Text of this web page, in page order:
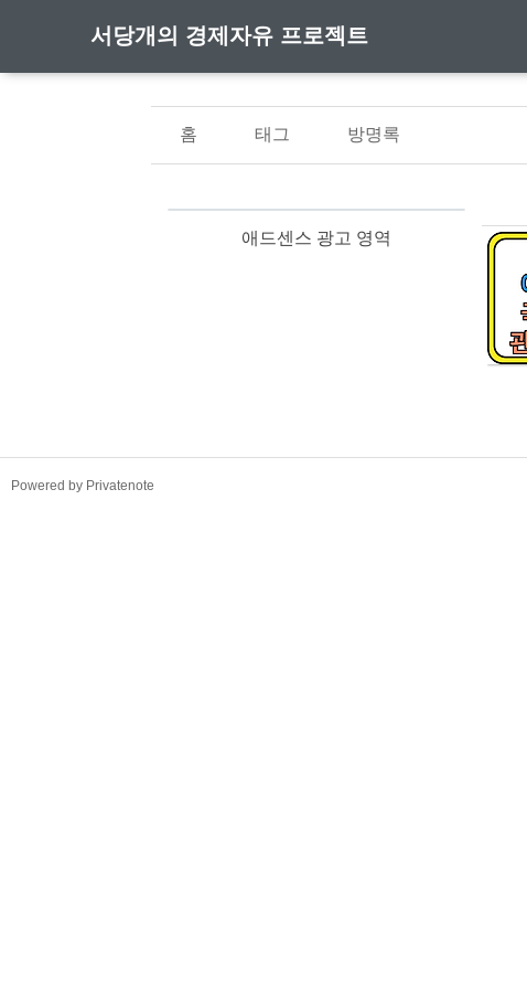
서당개의 경제자유 프로젝트
홈 태그 방명록
애드센스 광고 영역
Powered by Privatenote
TistoryWhaleSkin3.4